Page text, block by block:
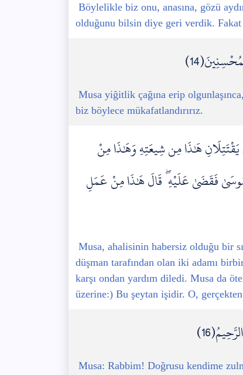
Böylelikle biz onu, anasına, gözü
olduğunu bilsin diye geri verdik.
Musa yiğitlik çağına erip
biz böylece mükafatlandırırız.
هَٰذَا مِن شِيعَتِهِ وَهَٰذَا مِنْ
مُوسَىٰ فَقَضَىٰ عَلَيْهِ ۖ قَالَ هَٰذَا مِنْ عَمَلِ
Musa, ahalisinin habersiz olduğu bir
düşman tarafından olan iki adamı
karşı ondan yardım diledi. Musa da
üzerine:) Bu şeytan işidir. O, gerçekten
Musa: Rabbim! Doğrusu kendime